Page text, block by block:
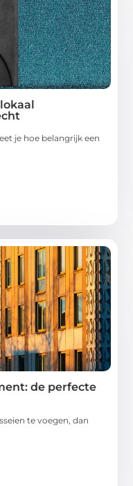
je hoe belangrijk een
de perfecte
te voegen, dan